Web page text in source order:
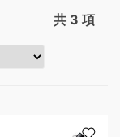
共 3 項